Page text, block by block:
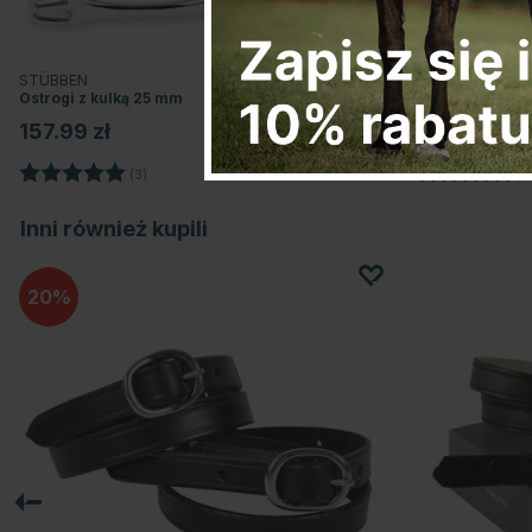
STÜBBEN
Ostrogi z kulką 25 mm
157.99 zł
Ocena: (3) 5.0 na 5 gwiazdek
STÜBBEN
Ostrogi z
157.99 zł
Ocena:
Inni również kupili
20